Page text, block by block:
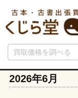
2026年6月